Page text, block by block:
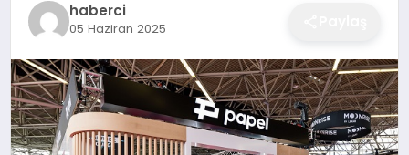
EKONOMI
SAĞLIK
haberci
05 Haziran 2025